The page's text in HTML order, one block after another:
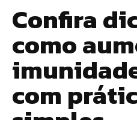
Confira
como
com